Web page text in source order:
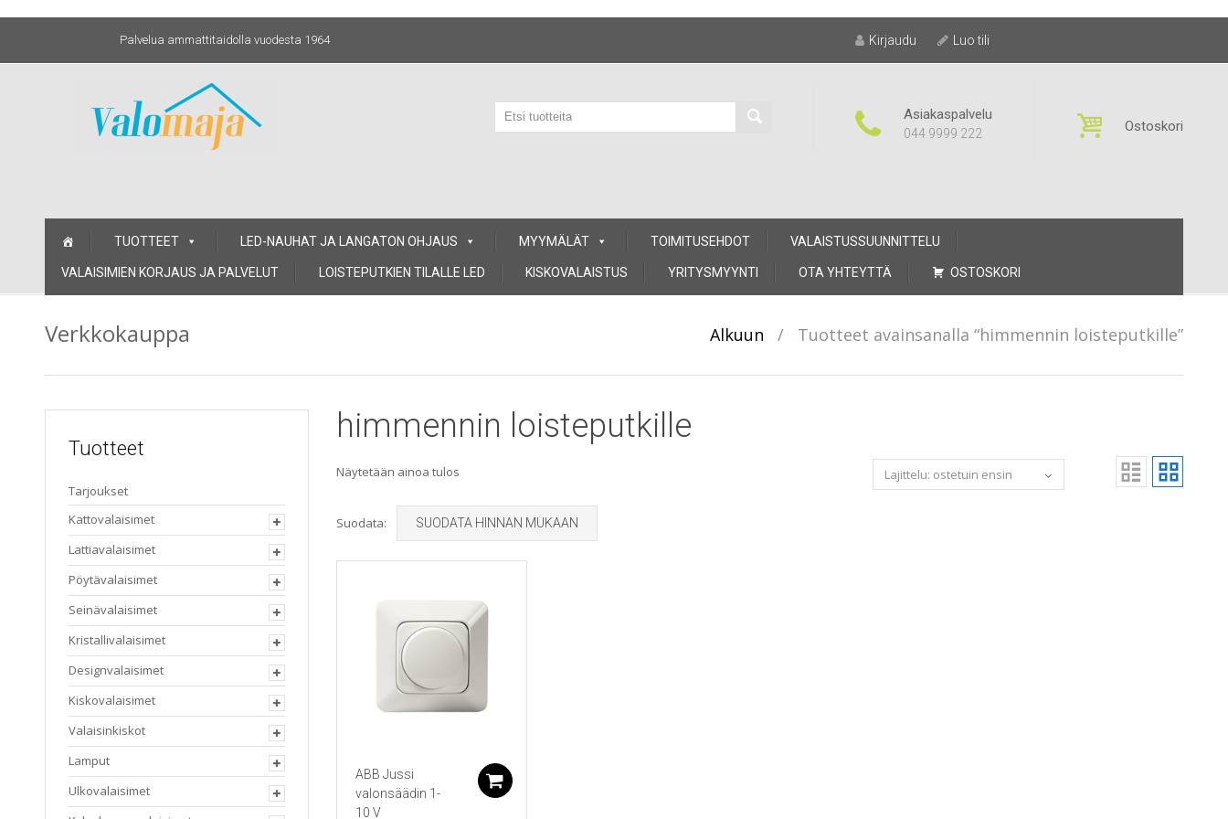
Palvelua ammattitaidolla vuodesta 1964 Kirjaudu Luo tili
Asiakaspalvelu
044 9999 222 Ostoskori
TUOTTEET LED-NAUHAT JA LANGATON OHJAUS MYYMÄLÄT TOIMITUSEHDOT VALAISTUSSUUNNITTELU
VALAISIMIEN KORJAUS JA PALVELUT LOISTEPUTKIEN TILALLE LED KISKOVALAISTUS YRITYSMYYNTI OTA YHTEYTTÄ OSTOSKORI
Verkkokauppa Alkuun / Tuotteet avainsanalla “himmennin loisteputkille”
himmennin loisteputkille
Näytetään ainoa tulos
Suodata: SUODATA HINNAN MUKAAN
ABB Jussi
valonsäädin 1-
10 V
Tuotteet
Tarjoukset
Kattovalaisimet
Lattiavalaisimet
Pöytävalaisimet
Seinävalaisimet
Kristallivalaisimet
Designvalaisimet
Kiskovalaisimet
Valaisinkiskot
Lamput
Ulkovalaisimet